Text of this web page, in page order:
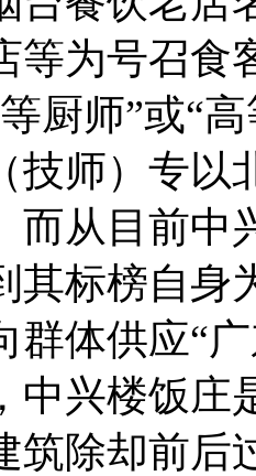
等为号召食
厨师”或“
技师）专以
而从目前中
其标榜自身
群体供应“
中兴楼饭庄
筑除却前后